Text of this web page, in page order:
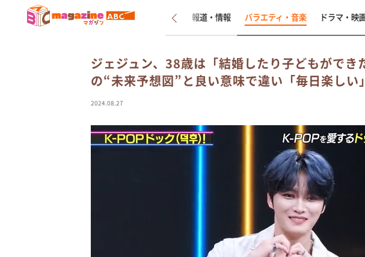
新着 インタビュー 報道・情報 バラエティ・音楽 ドラマ・映
ジェジュン、38歳は「結婚したり子どもがで
の“未来予想図”と良い意味で違い「毎日楽しい」
2024.08.27